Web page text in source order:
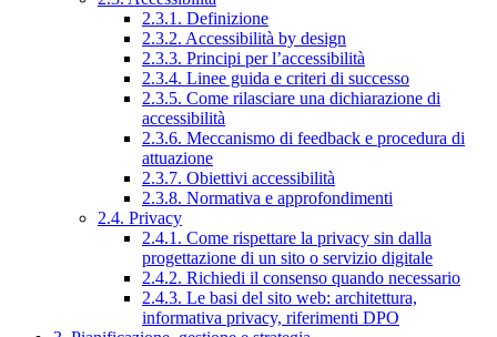
2.3.1. Definizione
2.3.2. Accessibilità by design
2.3.3. Principi per l’accessibilità
2.3.4. Linee guida e criteri di successo
2.3.5. Come rilasciare una dichiarazione di
accessibilità
2.3.6. Meccanismo di feedback e procedura di
attuazione
2.3.7. Obiettivi accessibilità
2.3.8. Normativa e approfondimenti
2.4. Privacy
2.4.1. Come rispettare la privacy sin dalla
progettazione di un sito o servizio digitale
2.4.2. Richiedi il consenso quando necessario
2.4.3. Le basi del sito web: architettura,
informativa privacy, riferimenti DPO